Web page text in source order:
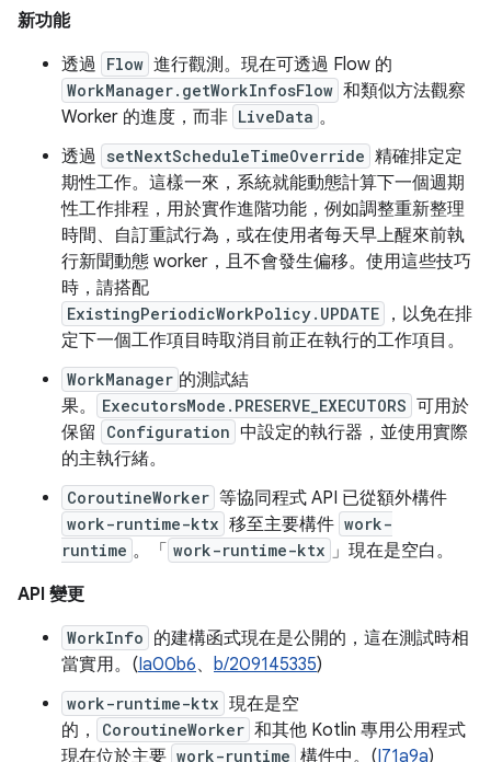
新功能
透過 Flow 進行觀測。現在可透過 Flow 的
WorkManager.getWorkInfosFlow 和類似方法觀察
Worker 的進度，而非 LiveData 。
透過 setNextScheduleTimeOverride 精確排定定
期性工作。這樣一來，系統就能動態計算下一個週期
性工作排程，用於實作進階功能，例如調整重新整理
時間、自訂重試行為，或在使用者每天早上醒來前執
行新聞動態 worker，且不會發生偏移。使用這些技巧
時，請搭配
ExistingPeriodicWorkPolicy.UPDATE
，以免在排
定下一個工作項目時取消目前正在執行的工作項目。
WorkManager 的測試結
果。
ExecutorsMode.PRESERVE_EXECUTORS 可用於
保留
Configuration 中設定的執行器，並使用實際
的主執行緒。
CoroutineWorker 等協同程式 API 已從額外構件
work-runtime-ktx 移至主要構件 work-
runtime 。「 work-runtime-ktx 」現在是空白。
API 變更
WorkInfo 的建構函式現在是公開的，這在測試時相
當實用。(Ia00b6、 b/209145335)
work-runtime-ktx 現在是空
的，
CoroutineWorker 和其他 Kotlin 專用公用程式
現在位於主要 work-runtime 構件中。( I71a9a)